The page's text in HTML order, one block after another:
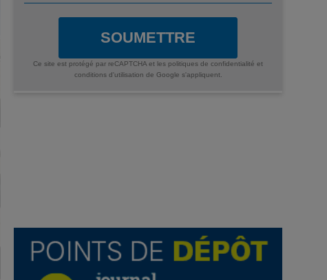
SOUMETTRE
Ce site est protégé par reCAPTCHA et les politiques de confidentialité et
conditions d'utilisation de Google s'appliquent.